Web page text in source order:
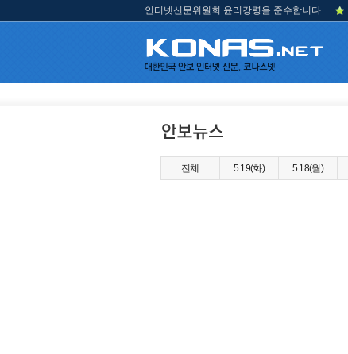
인터넷신문위원회 윤리강령을 준수합니다
전체 5.19(화) 5.18(월)